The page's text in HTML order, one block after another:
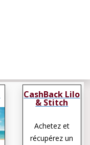
CashBack Lilo
& Stitch
Achetez et
récupérez un